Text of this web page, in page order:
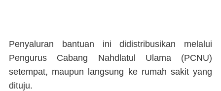
Penyaluran bantuan ini didistribusikan melalui
Pengurus Cabang Nahdlatul Ulama (PCNU)
setempat, maupun langsung ke rumah sakit yang
dituju.